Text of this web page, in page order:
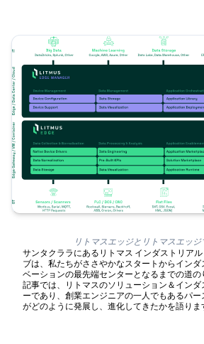
リトマスエッジとリトマスエッジ
サンタクララにあるリトマス インダストリア
ブは、私たちがささやかなスタートからイン
ベーションの最先端センターとなるまでの道
記事では、リトマスのソリューション＆イン
ーであり、創業エンジニアの一人でもあるパ
がどのように発展し、進化してきたかを語りま